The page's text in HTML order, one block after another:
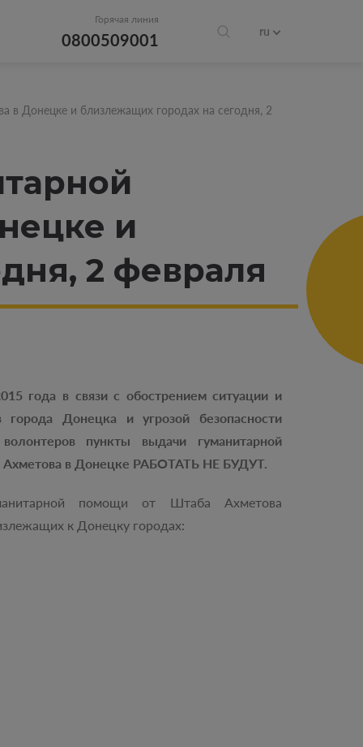
Горячая линия
0800509001 ru
Донецке и близлежащих городах на сегодня, 2
и
2 февраля
года в связи с обострением ситуации и
города Донецка и угрозой безопасности
пункты выдачи гуманитарной
в Донецке РАБОТАТЬ НЕ БУДУТ.
помощи от Штаба Ахметова
к Донецку городах: